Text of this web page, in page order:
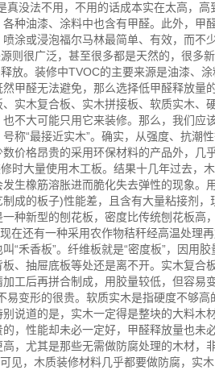
真没法不用，不用的话成本实在太高，
种油漆、涂料中也含有甲醛。此外，甲
涂或浸泡福尔马林最简单、有效，而不
则很广泛，甚至很多都是天然的，很多
放。装修中TVOC的主要来源是油漆、
甲醛无法避免，那么选择低甲醛释放量
实木复合板、实木拼接板、软质实木、
不大可能只用它来装修。那么，我们应
称“最接近实木”。确实，从强度、抗潮
价格昂贵的采用环保材料的产品外，几
时大量使用木工板。结果十几年过去，
生橡筋溶胀进而脆化失去弹性的现象。
成的板子)性能差，且含有大量粘接剂
种新型的刨花板，密度比传统刨花板高
在还有一种采用农作物秸秆经高温处理
“禾香板”。纤维板就是“密度板”，因用
、抽屉底板等处还是离不开。实木复合
工后再拼合制成，用胶量较低，但容易
变形的很贵。软质实木是指硬度不够高
说道的是，实木一定得是整块的大料木
，性能却未必一定好，甲醛释放量也未
，尤其是那些无需做防腐处理的木材，
见，木质装修材料几乎都要做防腐，实